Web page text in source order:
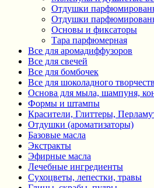
Отдушки
Отдушки
Основы и фиксаторы
Тара парфюмерная
Все для аромадиффузоров
Все для свечей
Все для бомбочек
Все для шоколадного
Основа для мыла, шампуня,
Формы и штампы
Красители, Глиттеры,
Отдушки (ароматизаторы)
Базовые масла
Экстракты
Эфирные масла
Лечебные ингредиенты
Сухоцветы, лепестки, травы